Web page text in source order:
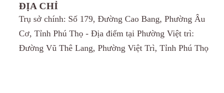
ĐỊA CHỈ
Trụ sở chính: Số 179, Đường Cao Bang, Phường Âu
Cơ, Tỉnh Phú Thọ - Địa điểm tại Phường Việt trì:
Đường Vũ Thê Lang, Phường Việt Trì, Tỉnh Phú Thọ